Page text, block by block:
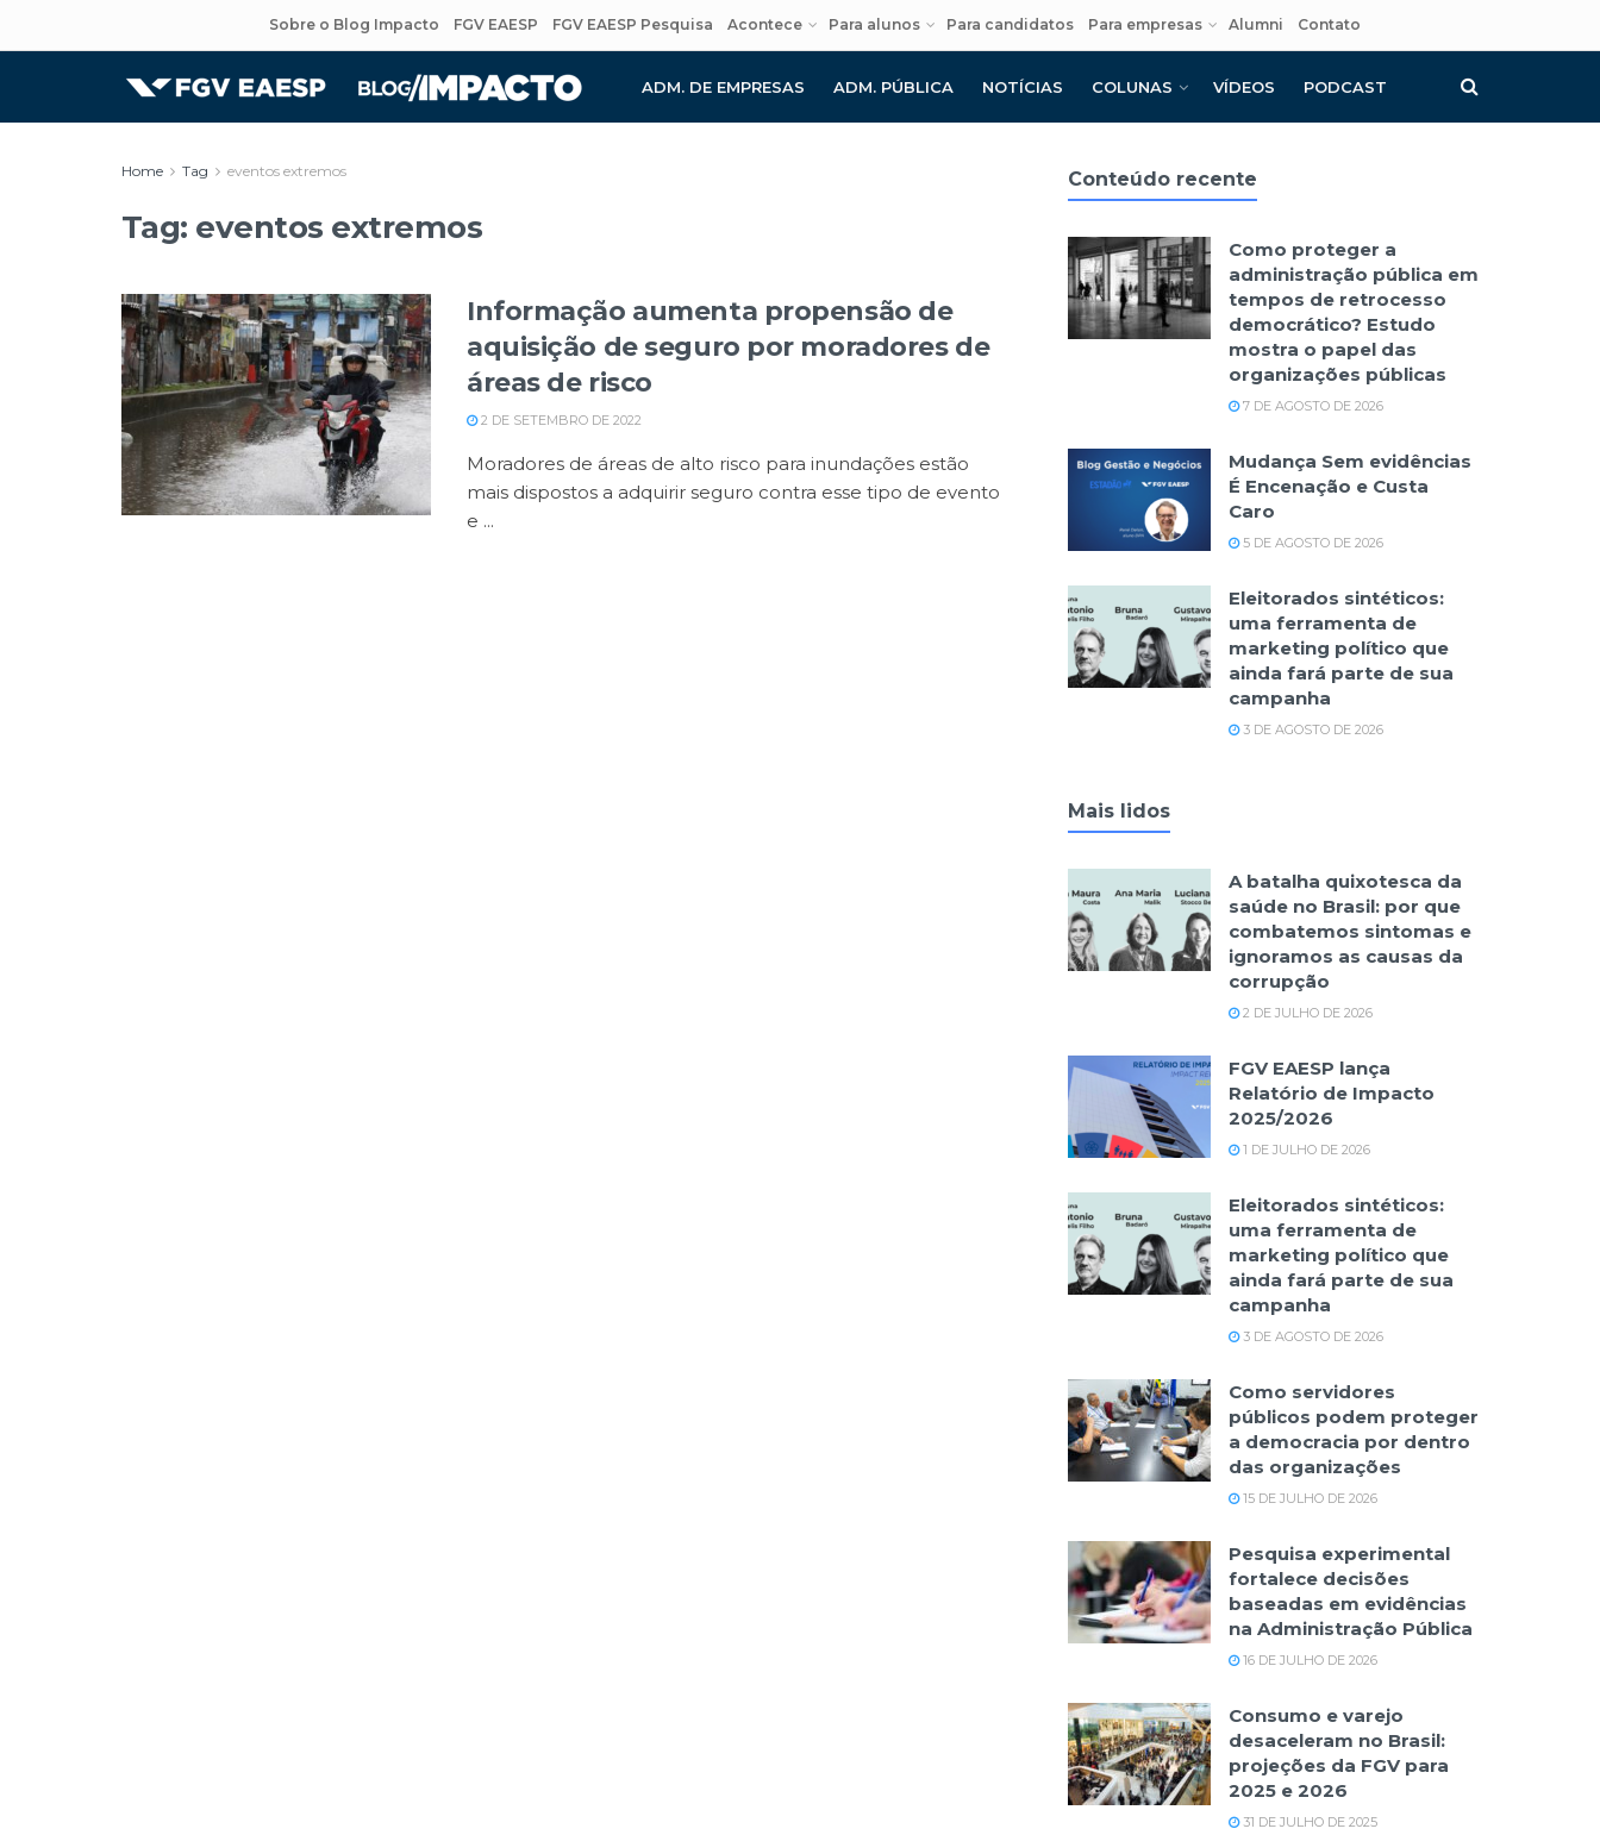
Sobre o Blog Impacto FGV EAESP FGV EAESP Pesquisa Acontece Para alunos Para candidatos Para empresas Alumni Contato
ADM. DE EMPRESAS ADM. PÚBLICA NOTÍCIAS COLUNAS VÍDEOS PODCAST
Home Tag eventos extremos
Tag: eventos extremos
Informação aumenta propensão de
aquisição de seguro por moradores de
áreas de risco
2 DE SETEMBRO DE 2022
Moradores de áreas de alto risco para inundações estão
mais dispostos a adquirir seguro contra esse tipo de evento
e ...
Conteúdo recente
Como proteger a
administração pública em
tempos de retrocesso
democrático? Estudo
mostra o papel das
organizações públicas
7 DE AGOSTO DE 2026
Mudança Sem evidências
É Encenação e Custa
Caro
5 DE AGOSTO DE 2026
Eleitorados sintéticos:
uma ferramenta de
marketing político que
ainda fará parte de sua
campanha
3 DE AGOSTO DE 2026
Mais lidos
A batalha quixotesca da
saúde no Brasil: por que
combatemos sintomas e
ignoramos as causas da
corrupção
2 DE JULHO DE 2026
FGV EAESP lança
Relatório de Impacto
2025/2026
1 DE JULHO DE 2026
Eleitorados sintéticos:
uma ferramenta de
marketing político que
ainda fará parte de sua
campanha
3 DE AGOSTO DE 2026
Como servidores
públicos podem proteger
a democracia por dentro
das organizações
15 DE JULHO DE 2026
Pesquisa experimental
fortalece decisões
baseadas em evidências
na Administração Pública
16 DE JULHO DE 2026
Consumo e varejo
desaceleram no Brasil:
projeções da FGV para
2025 e 2026
31 DE JULHO DE 2025